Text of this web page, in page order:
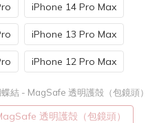
iPhone 14 Pro Max
iPhone 13 Pro Max
iPhone 12 Pro Max
結 - MagSafe 透明護殻（包鏡頭）
透明護殻（包鏡頭）